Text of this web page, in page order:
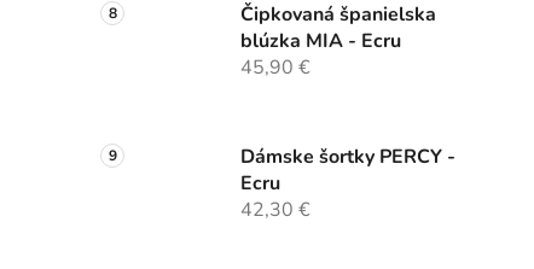
Čipkovaná španielska
blúzka MIA - Ecru
45,90 €
Dámske šortky PERCY -
Ecru
42,30 €